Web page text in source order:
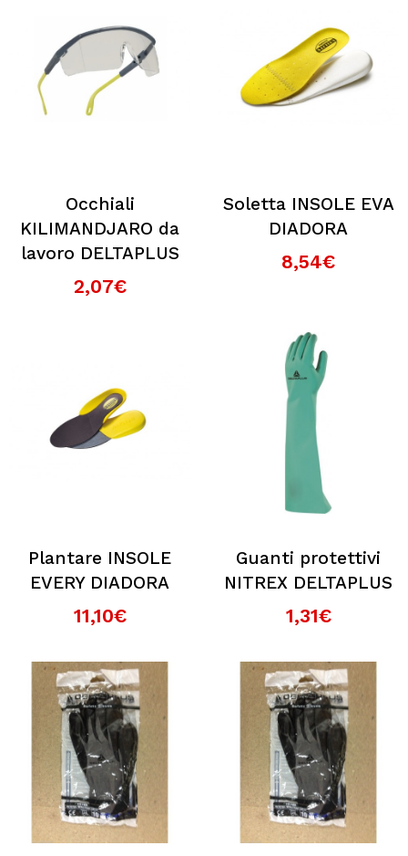
Occhiali
KILIMANDJARO da
lavoro DELTAPLUS
2,07€
Soletta INSOLE EVA
DIADORA
8,54€
Plantare INSOLE
EVERY DIADORA
11,10€
Guanti protettivi
NITREX DELTAPLUS
1,31€